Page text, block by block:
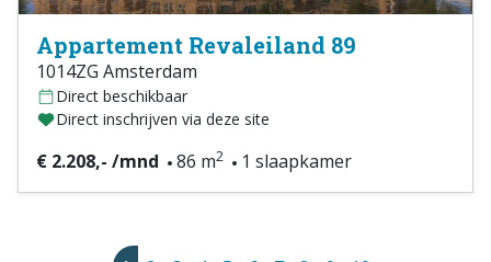
Appartement Revaleiland 89
1014ZG Amsterdam
Direct beschikbaar
Direct inschrijven via deze site
€ 2.208,- /mnd 86 m2 1 slaapkamer